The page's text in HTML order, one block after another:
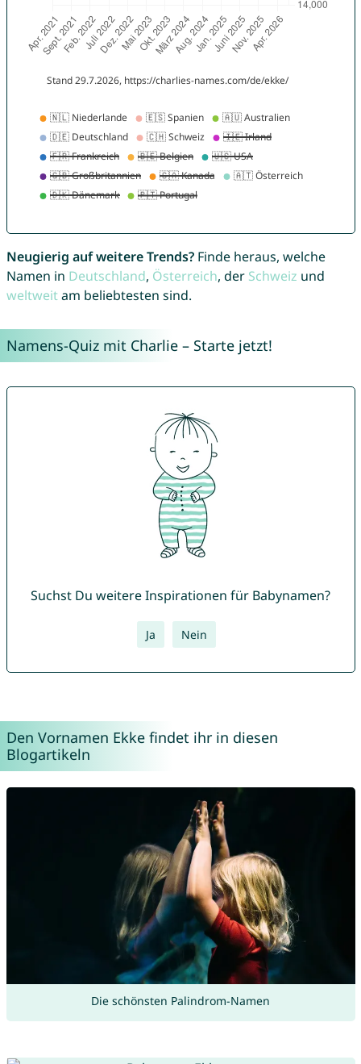
Neugierig auf weitere Trends?Finde heraus, welche
Namen in Deutschland, Österreich, der Schweiz und
weltweitam beliebtesten sind.
Namens-Quiz mit Charlie – Starte jetzt!
Suchst Du weitere Inspirationen für Babynamen?
Ja Nein
Den Vornamen Ekke findet ihr in diesen
Blogartikeln
Die schönsten Palindrom-Namen